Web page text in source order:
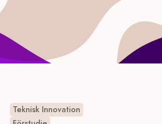
Teknisk Innovation